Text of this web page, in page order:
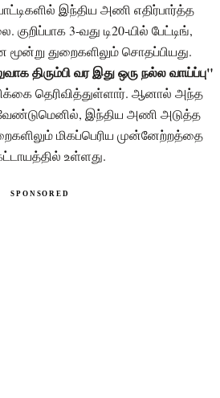
இந்திய அணி எதிர்பார்த்த
3-வது டி20-யில் பேட்டிங்,
மூன்று துறைகளிலும் சொதப்பியது.
திரும்பி வர இது ஒரு நல்ல வாய்ப்பு"
தெரிவித்துள்ளார். ஆனால் அந்த
இந்திய அணி அடுத்த
மிகப்பெரிய முன்னேற்றத்தை
உள்ளது.